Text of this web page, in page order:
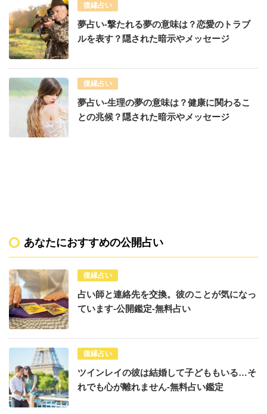
復縁占い
夢占い-撃たれる夢の意味は？恋愛のトラブ
ルを表す？隠された暗示やメッセージ
復縁占い
夢占い-生理の夢の意味は？健康に関わるこ
との兆候？隠された暗示やメッセージ
あなたにおすすめの公開占い
復縁占い
占い師と連絡先を交換。彼のことが気になっ
ています-公開鑑定-無料占い
復縁占い
ツインレイの彼は結婚して子どももいる…そ
れでも心が離れません-無料占い鑑定